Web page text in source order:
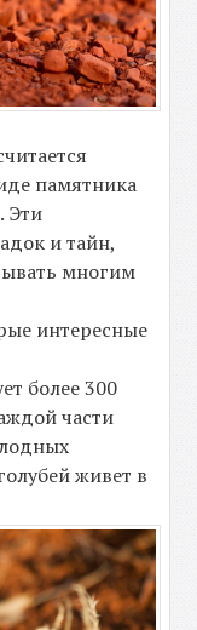
памятника
Эти
и тайн,
многим
интересные
более 300
части
живет в